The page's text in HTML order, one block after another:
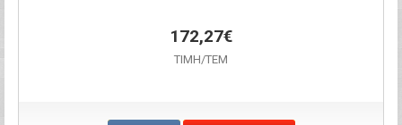
172,27€
ΤΙΜH/ΤΕΜ